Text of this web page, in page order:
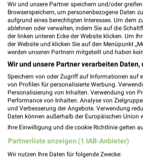
Finden
Wir und unsere Partner speichern und/oder
Browserspeichern, um personenbezogene Daten
aufgrund eines berechtigten Interesses. Um dem
ablehnen oder verwalten, indem Sie auf die
der linken unteren Ecke der Website klicken. Um
der Website und klicken Sie auf den Menüpunkt
werden unseren Partnern mitgeteilt und haben
Wir und unsere Partner verarbeiten
Speichern von oder Zugriff auf Informationen auf
von Profilen für personalisierte Werbung.
Personalisierung von Inhalten. Verwendung von
Performance von Inhalten. Analyse von
und Verbesserung der Angebote. Verwendung
Daten können außerhalb der Europäischen Union
Ihre Einwilligung und die cookie Richtlinie gelten
Partnerliste anzeigen (1 IAB-Anbieter)
Wir nutzen Ihre Daten für folgende Zwecke: